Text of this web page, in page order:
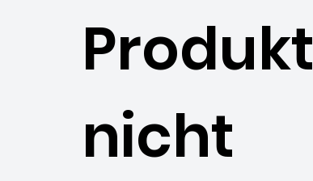
Produkt
nicht